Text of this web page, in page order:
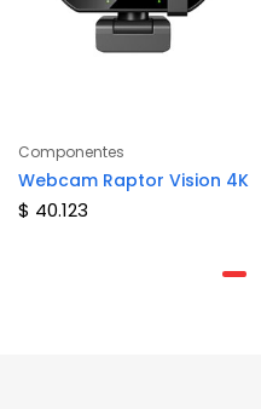
Componentes
Webcam Raptor Vision 4K
$ 40.123